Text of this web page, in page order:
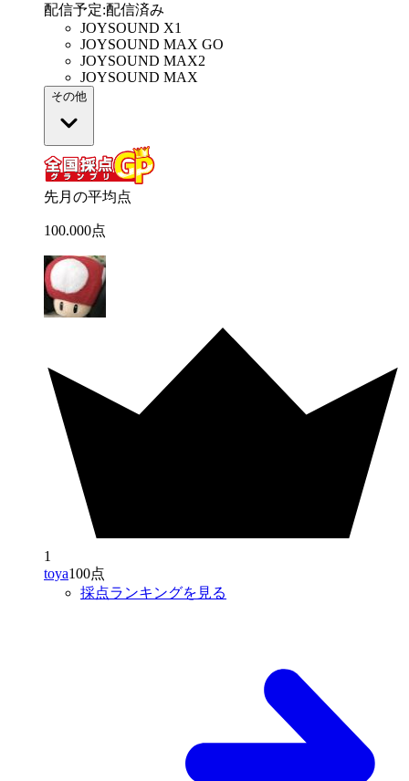
配信予定:配信済み
JOYSOUND X1
JOYSOUND MAX GO
JOYSOUND MAX2
JOYSOUND MAX
その他
先月の平均点
100.000点
1
toya100点
採点ランキングを見る